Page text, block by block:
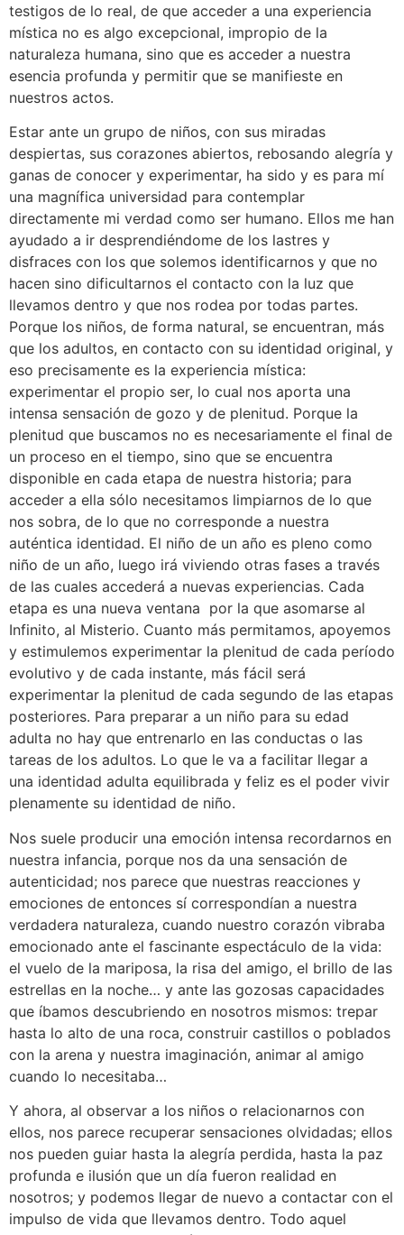
testigos de lo real, de que acceder a una experiencia
mística no es algo excepcional, impropio de la
naturaleza humana, sino que es acceder a nuestra
esencia profunda y permitir que se manifieste en
nuestros actos.
Estar ante un grupo de niños, con sus miradas
despiertas, sus corazones abiertos, rebosando alegría y
ganas de conocer y experimentar, ha sido y es para mí
una magnífica universidad para contemplar
directamente mi verdad como ser humano. Ellos me han
ayudado a ir desprendiéndome de los lastres y
disfraces con los que solemos identificarnos y que no
hacen sino dificultarnos el contacto con la luz que
llevamos dentro y que nos rodea por todas partes.
Porque los niños, de forma natural, se encuentran, más
que los adultos, en contacto con su identidad original, y
eso precisamente es la experiencia mística:
experimentar el propio ser, lo cual nos aporta una
intensa sensación de gozo y de plenitud. Porque la
plenitud que buscamos no es necesariamente el final de
un proceso en el tiempo, sino que se encuentra
disponible en cada etapa de nuestra historia; para
acceder a ella sólo necesitamos limpiarnos de lo que
nos sobra, de lo que no corresponde a nuestra
auténtica identidad. El niño de un año es pleno como
niño de un año, luego irá viviendo otras fases a través
de las cuales accederá a nuevas experiencias. Cada
etapa es una nueva ventana por la que asomarse al
Infinito, al Misterio. Cuanto más permitamos, apoyemos
y estimulemos experimentar la plenitud de cada período
evolutivo y de cada instante, más fácil será
experimentar la plenitud de cada segundo de las etapas
posteriores. Para preparar a un niño para su edad
adulta no hay que entrenarlo en las conductas o las
tareas de los adultos. Lo que le va a facilitar llegar a
una identidad adulta equilibrada y feliz es el poder vivir
plenamente su identidad de niño.
Nos suele producir una emoción intensa recordarnos en
nuestra infancia, porque nos da una sensación de
autenticidad; nos parece que nuestras reacciones y
emociones de entonces sí correspondían a nuestra
verdadera naturaleza, cuando nuestro corazón vibraba
emocionado ante el fascinante espectáculo de la vida:
el vuelo de la mariposa, la risa del amigo, el brillo de las
estrellas en la noche… y ante las gozosas capacidades
que íbamos descubriendo en nosotros mismos: trepar
hasta lo alto de una roca, construir castillos o poblados
con la arena y nuestra imaginación, animar al amigo
cuando lo necesitaba…
Y ahora, al observar a los niños o relacionarnos con
ellos, nos parece recuperar sensaciones olvidadas; ellos
nos pueden guiar hasta la alegría perdida, hasta la paz
profunda e ilusión que un día fueron realidad en
nosotros; y podemos llegar de nuevo a contactar con el
impulso de vida que llevamos dentro. Todo aquel